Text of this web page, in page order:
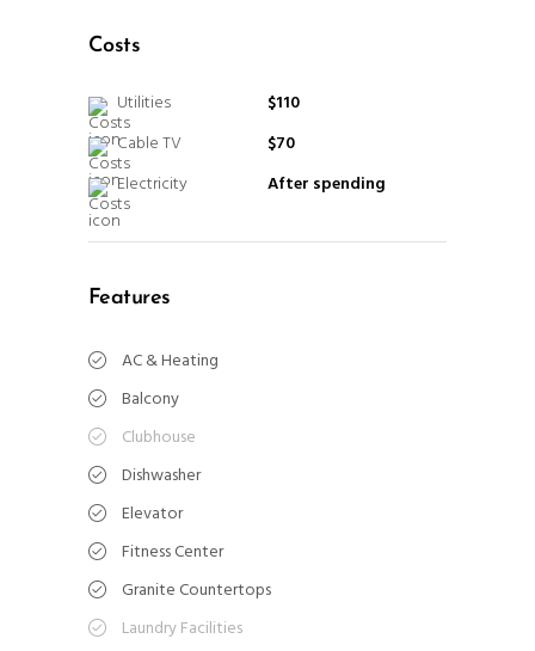
Costs
Utilities
$110
Cable TV
$70
Electricity
After spending
Features
AC & Heating
Balcony
Clubhouse
Dishwasher
Elevator
Fitness Center
Granite Countertops
Laundry Facilities